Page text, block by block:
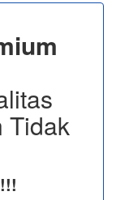
Tidak